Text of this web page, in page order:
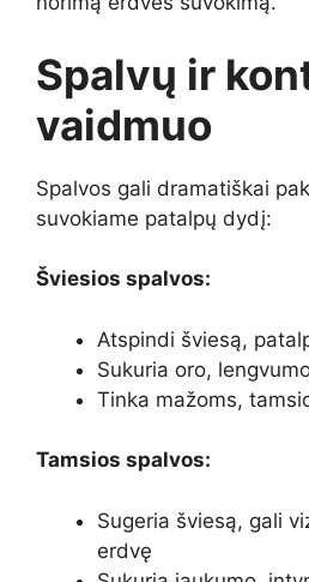
Spalvų ir
vaidmuo
Spalvos gali dramatiškai
suvokiame patalpų dydį:
Šviesios spalvos:
Atspindi šviesą,
Sukuria oro,
Tinka mažoms,
Tamsios spalvos:
Sugeria šviesą, gali
erdvę